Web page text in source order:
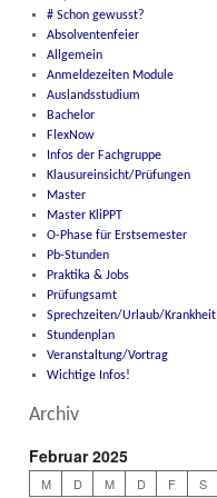
# Schon gewusst?
Absolventenfeier
Allgemein
Anmeldezeiten Module
Auslandsstudium
Bachelor
FlexNow
Infos der Fachgruppe
Klausureinsicht/Prüfungen
Master
Master KliPPT
O-Phase für Erstsemester
Pb-Stunden
Praktika & Jobs
Prüfungsamt
Sprechzeiten/Urlaub/Krankheit
Stundenplan
Veranstaltung/Vortrag
Wichtige Infos!
Archiv
Februar 2025
M D M D F S